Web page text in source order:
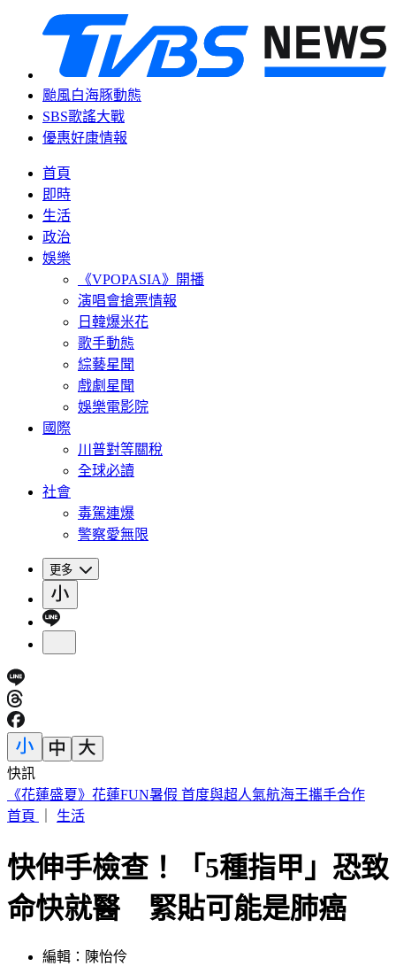
颱風白海豚動態
SBS歌謠大戰
優惠好康情報
首頁
即時
生活
政治
娛樂
《VPOPASIA》開播
演唱會搶票情報
日韓爆米花
歌手動態
綜藝星聞
戲劇星聞
娛樂電影院
國際
川普對等關稅
全球必讀
社會
毒駕連爆
警察愛無限
更多
快訊
高雄市長最新民調！柯志恩緊咬賴瑞隆 支持度差距曝
首頁
生活
快伸手檢查！「5種指甲」恐致
命快就醫 緊貼可能是肺癌
編輯：陳怡伶